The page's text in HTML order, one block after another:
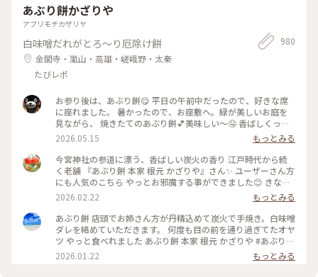
児たちの歌うひな祭りの歌に ほっこり癒され 京都の雅な伝統
行事に 少しふれることができて よかったです🥰 ・ ・ #春色さ
がし #私のことりっぷ旅 #ことりっぷ春の京都・奈良旅 #母娘
旅 #下鴨神社 #流しびな #流し雛 #伝統行事 #桃の節句 #ひな祭
り #お雛様 #お内裏様 #雛人形 #たわわちゃん #京都 #出町柳 #
春 #春の京都 #ことりっぷ京都 #ひとり旅
あぶり餅かざりや
アブリモチカザリヤ
白味噌だれがとろ～り厄除け餅
金閣寺・嵐山・高雄・嵯峨野・太秦
たびレポ
980
お参り後は、あぶり餅😋 平日の午前中だったので、好きな席
に座れました。 暑かったので、お座敷へ。緑が美しいお庭を
見ながら、 焼きたてのあぶり餅💕美味しい〜🤤 香ばしくっ
て、次々と食べちゃいますね♪ 番茶と頂いて、小腹も満たされ
2026.05.15
もっとみる
今宮神社の参道に漂う、香ばしい炭火の香り 江戸時代から続
く老舗 『あぶり餅 本家 根元 かざりや』さん✨ ユーザーさん方
にも人気のこちら やっとお邪魔する事ができました😊 きな粉
をまぶしたひとくちサイズのお餅を竹串に刺し 炭火で丁寧に
あぶって作られるあぶり餅。 お店の方が次々とお餅を焼く姿
はまさに神技で、 列に並びながら見入ってしまいました。 丁
寧に炙られたお餅に、とろりと絡む白味噌のタレ。 ひとくち
食べると、どこか懐かしくて優しい甘さが 本当に美味しくて
足りないくらいでした（笑） 屋根の上では、お多福さん姿の
鍾馗さんが見守ってくれてました♡ ・ 今宮神社の東門参道
2026.02.22
もっとみる
あぶり餅 店頭でお姉さん方が丹精込めて炭火で手焼き。白味噌
ダレを絡めていただきます。 何度も目の前を通り過ぎてたオヤ
ツ やっと食べれました あぶり餅 本家 根元 かざりや #あぶり餅
#かざりや #jun_flat
2026.01.22 もっとみる